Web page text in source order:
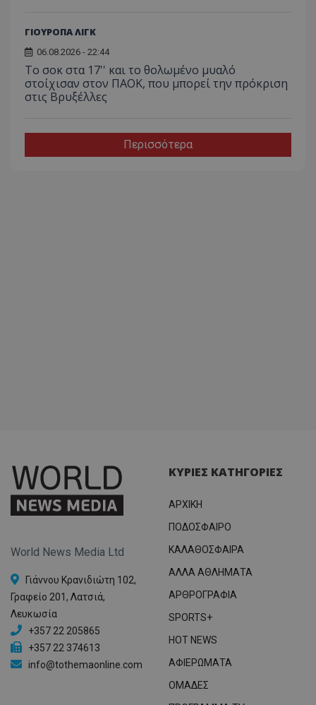
ΓΙΟΥΡΟΠΑ ΛΙΓΚ
06.08.2026 - 22:44
Το σοκ στα 17'' και το θολωμένο μυαλό
στοίχισαν στον ΠΑΟΚ, που μπορεί την πρόκριση
στις Βρυξέλλες
Περισσότερα
World News Media Ltd
Γιάννου Κρανιδιώτη 102,
Γραφείο 201, Λατσιά,
Λευκωσία
+357 22 205865
+357 22 374613
info@tothemaonline.com
ΚΥΡΙΕΣ ΚΑΤΗΓΟΡΙΕΣ
ΑΡΧΙΚΗ
ΠΟΔΟΣΦΑΙΡΟ
ΚΑΛΑΘΟΣΦΑΙΡΑ
ΑΛΛΑ ΑΘΛΗΜΑΤΑ
ΑΡΘΡΟΓΡΑΦΙΑ
SPORTS+
HOT NEWS
ΑΦΙΕΡΩΜΑΤΑ
ΟΜΑΔΕΣ